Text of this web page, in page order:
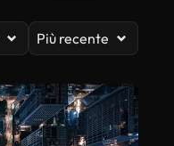
Più recente